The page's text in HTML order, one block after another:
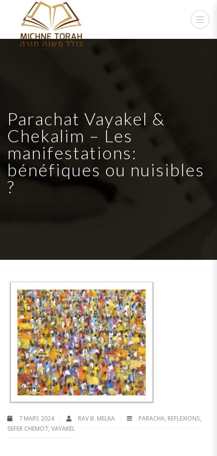
Parachat Vayakel &
Chekalim – Les
manifestations:
bénéfiques ou nuisibles
?
7 MARS 2024 RAV B. MELKA PARACHA, REFLEXIONS,
SEFER CHEMOT, VAYAKEL